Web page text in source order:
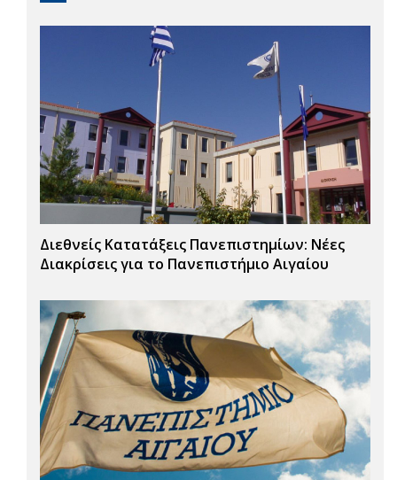
Διεθνείς Κατατάξεις Πανεπιστημίων: Νέες
Διακρίσεις για το Πανεπιστήμιο Αιγαίου